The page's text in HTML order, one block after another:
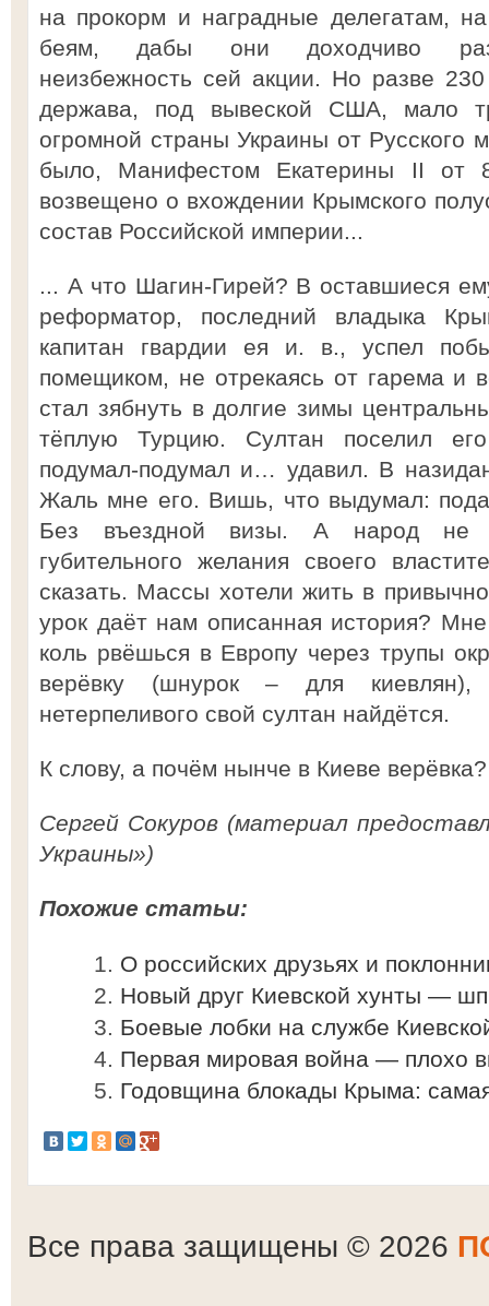
на прокорм и наградные делегатам,
беям, дабы они доходчиво
неизбежность сей акции. Но разве 230
держава, под вывеской США, мало
огромной страны Украины от Русского
было, Манифестом Екатерины II от
возвещено о вхождении Крымского
состав Российской империи...
... А что Шагин-Гирей? В оставшиеся
реформатор, последний владыка
капитан гвардии ея и. в., успел
помещиком, не отрекаясь от гарема и
стал зябнуть в долгие зимы
тёплую Турцию. Султан поселил
подумал-подумал и… удавил. В
Жаль мне его. Вишь, что выдумал:
Без въездной визы. А народ не
губительного желания своего
сказать. Массы хотели жить в
урок даёт нам описанная история?
коль рвёшься в Европу через трупы
верёвку (шнурок – для
нетерпеливого свой султан найдётся.
К слову, а почём нынче в Киеве верёвка?
Сергей Сокуров (материал
Украины»)
Похожие статьи:
О российских друзьях и
Новый друг Киевской хунты —
Боевые лобки на службе
Первая мировая война — плохо
Годовщина блокады Крыма:
Все права защищены © 2026